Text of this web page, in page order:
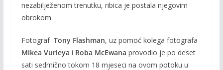
nezabilježenom trenutku, ribica je postala njegovim
obrokom.
Fotograf Tony Flashman, uz pomoć kolega fotografa
Mikea Vurleya i Roba McEwana provodio je po deset
sati sedmično tokom 18 mjeseci na ovom potoku u